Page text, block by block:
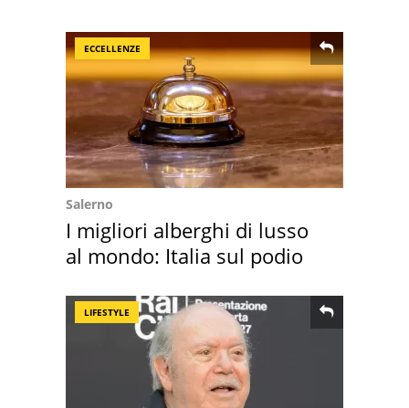
ECCELLENZE
Salerno
I migliori alberghi di lusso
al mondo: Italia sul podio
LIFESTYLE